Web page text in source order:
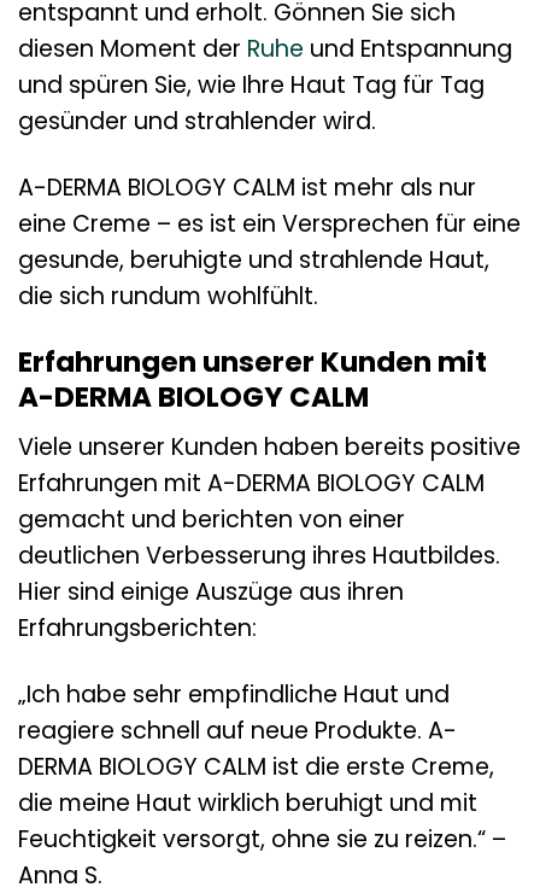
entspannt und erholt. Gönnen Sie sich
diesen Moment der Ruhe und Entspannung
und spüren Sie, wie Ihre Haut Tag für Tag
gesünder und strahlender wird.
A-DERMA BIOLOGY CALM ist mehr als nur
eine Creme – es ist ein Versprechen für eine
gesunde, beruhigte und strahlende Haut,
die sich rundum wohlfühlt.
Erfahrungen unserer Kunden mit
A-DERMA BIOLOGY CALM
Viele unserer Kunden haben bereits positive
Erfahrungen mit A-DERMA BIOLOGY CALM
gemacht und berichten von einer
deutlichen Verbesserung ihres Hautbildes.
Hier sind einige Auszüge aus ihren
Erfahrungsberichten:
„Ich habe sehr empfindliche Haut und
reagiere schnell auf neue Produkte. A-
DERMA BIOLOGY CALM ist die erste Creme,
die meine Haut wirklich beruhigt und mit
Feuchtigkeit versorgt, ohne sie zu reizen.“ –
Anna S.